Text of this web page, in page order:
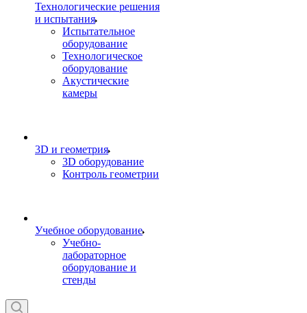
Технологические решения
и испытания
Испытательное
оборудование
Технологическое
оборудование
Акустические
камеры
3D и геометрия
3D оборудование
Контроль геометрии
Учебное оборудование
Учебно-
лабораторное
оборудование и
стенды